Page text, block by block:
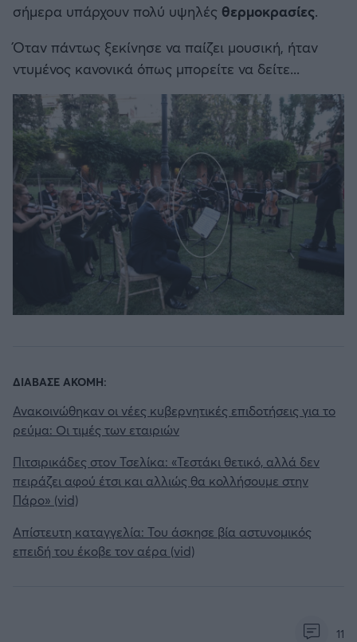
σήμερα υπάρχουν πολύ υψηλές θερμοκρασίες.
Όταν πάντως ξεκίνησε να παίζει μουσική, ήταν
ντυμένος κανονικά όπως μπορείτε να δείτε...
ΔΙΑΒΑΣΕ ΑΚΟΜΗ:
Ανακοινώθηκαν οι νέες κυβερνητικές επιδοτήσεις για το
ρεύμα: Οι τιμές των εταιριών
Πιτσιρικάδες στον Τσελίκα: «Τεστάκι θετικό, αλλά δεν
πειράζει αφού έτσι και αλλιώς θα κολλήσουμε στην
Πάρο» (vid)
Απίστευτη καταγγελία: Του άσκησε βία αστυνομικός
επειδή του έκοβε τον αέρα (vid)
11